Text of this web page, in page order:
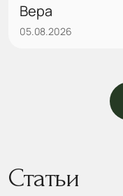
уверенно, точно в
после первого
суставов по
Вера
05.08.2026
Статьи